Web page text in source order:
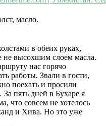
масло.
в обеих руках,
не высохшим слоем масла.
нас горячо
работы. Звали в гости,
поехать и просили
пять дней в Бухаре я
что совсем не хотелось
и Хива. Но это уже